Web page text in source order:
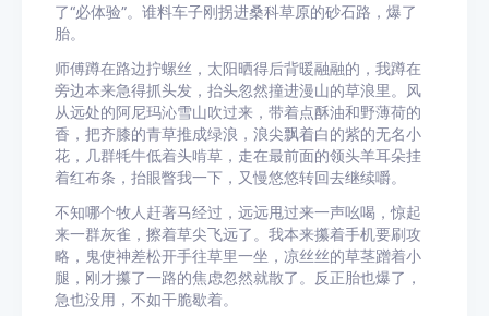
了“必体验”。谁料车子刚拐进桑科草原的砂石路，爆了
胎。
师傅蹲在路边拧螺丝，太阳晒得后背暖融融的，我蹲在
旁边本来急得抓头发，抬头忽然撞进漫山的草浪里。风
从远处的阿尼玛沁雪山吹过来，带着点酥油和野薄荷的
香，把齐膝的青草推成绿浪，浪尖飘着白的紫的无名小
花，几群牦牛低着头啃草，走在最前面的领头羊耳朵挂
着红布条，抬眼瞥我一下，又慢悠悠转回去继续嚼。
不知哪个牧人赶著马经过，远远甩过来一声吆喝，惊起
来一群灰雀，擦着草尖飞远了。我本来攥着手机要刷攻
略，鬼使神差松开手往草里一坐，凉丝丝的草茎蹭着小
腿，刚才攥了一路的焦虑忽然就散了。反正胎也爆了，
急也没用，不如干脆歇着。